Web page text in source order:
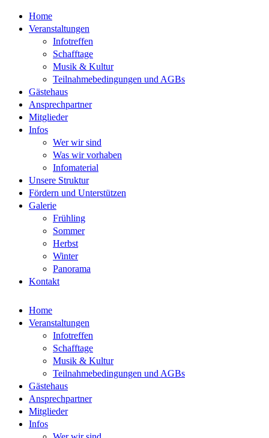
Home
Veranstaltungen
Infotreffen
Schafftage
Musik & Kultur
Teilnahmebedingungen und AGBs
Gästehaus
Ansprechpartner
Mitglieder
Infos
Wer wir sind
Was wir vorhaben
Infomaterial
Unsere Struktur
Fördern und Unterstützen
Galerie
Frühling
Sommer
Herbst
Winter
Panorama
Kontakt
Home
Veranstaltungen
Infotreffen
Schafftage
Musik & Kultur
Teilnahmebedingungen und AGBs
Gästehaus
Ansprechpartner
Mitglieder
Infos